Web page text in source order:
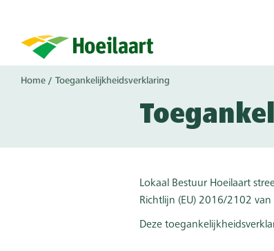
inhoud
Kruimelpad
Home Toegankelijkheidsverklaring
Lokaal Bestuur Hoeilaart
Richtlijn (EU) 2016/2102
Deze